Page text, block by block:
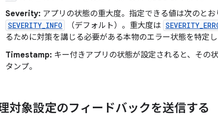
Severity: アプリの状態の重大度。指定できる値は次のとお
SEVERITY_INFO （デフォルト）。重大度は
るために対策を講じる必要がある本物のエラー状態を特定し
Timestamp: キー付きアプリの状態が設定されると、その
タンプ。
対象設定のフィードバックを送信する